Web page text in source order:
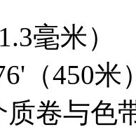
毫米）
（450米
质卷与色